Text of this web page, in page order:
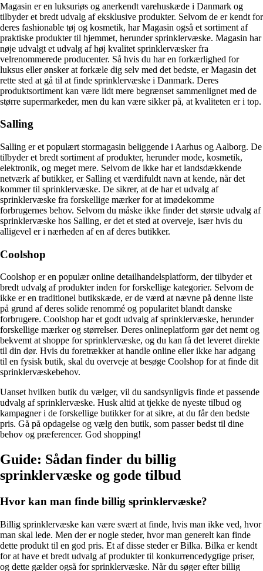
Magasin er en luksuriøs og anerkendt varehuskæde i Danmark og
tilbyder et bredt udvalg af eksklusive produkter. Selvom de er kendt for
deres fashionable tøj og kosmetik, har Magasin også et sortiment af
praktiske produkter til hjemmet, herunder sprinklervæske. Magasin har
nøje udvalgt et udvalg af høj kvalitet sprinklervæsker fra
velrenommerede producenter. Så hvis du har en forkærlighed for
luksus eller ønsker at forkæle dig selv med det bedste, er Magasin det
rette sted at gå til at finde sprinklervæske i Danmark. Deres
produktsortiment kan være lidt mere begrænset sammenlignet med de
større supermarkeder, men du kan være sikker på, at kvaliteten er i top.
Salling
Salling er et populært stormagasin beliggende i Aarhus og Aalborg. De
tilbyder et bredt sortiment af produkter, herunder mode, kosmetik,
elektronik, og meget mere. Selvom de ikke har et landsdækkende
netværk af butikker, er Salling et værdifuldt navn at kende, når det
kommer til sprinklervæske. De sikrer, at de har et udvalg af
sprinklervæske fra forskellige mærker for at imødekomme
forbrugernes behov. Selvom du måske ikke finder det største udvalg af
sprinklervæske hos Salling, er det et sted at overveje, især hvis du
alligevel er i nærheden af en af deres butikker.
Coolshop
Coolshop er en populær online detailhandelsplatform, der tilbyder et
bredt udvalg af produkter inden for forskellige kategorier. Selvom de
ikke er en traditionel butikskæde, er de værd at nævne på denne liste
på grund af deres solide renommé og popularitet blandt danske
forbrugere. Coolshop har et godt udvalg af sprinklervæske, herunder
forskellige mærker og størrelser. Deres onlineplatform gør det nemt og
bekvemt at shoppe for sprinklervæske, og du kan få det leveret direkte
til din dør. Hvis du foretrækker at handle online eller ikke har adgang
til en fysisk butik, skal du overveje at besøge Coolshop for at finde dit
sprinklervæskebehov.
Uanset hvilken butik du vælger, vil du sandsynligvis finde et passende
udvalg af sprinklervæske. Husk altid at tjekke de nyeste tilbud og
kampagner i de forskellige butikker for at sikre, at du får den bedste
pris. Gå på opdagelse og vælg den butik, som passer bedst til dine
behov og præferencer. God shopping!
Guide: Sådan finder du billig
sprinklervæske og gode tilbud
Hvor kan man finde billig sprinklervæske?
Billig sprinklervæske kan være svært at finde, hvis man ikke ved, hvor
man skal lede. Men der er nogle steder, hvor man generelt kan finde
dette produkt til en god pris. Et af disse steder er Bilka. Bilka er kendt
for at have et bredt udvalg af produkter til konkurrencedygtige priser,
og dette gælder også for sprinklervæske. Når du søger efter billig